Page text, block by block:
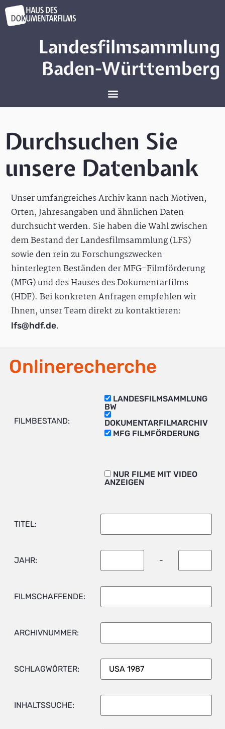
Landesfilmsammlung
Baden-Württemberg
Durchsuchen Sie
unsere Datenbank
Unser umfangreiches Archiv kann nach Motiven,
Orten, Jahresangaben und ähnlichen Daten
durchsucht werden. Sie haben die Wahl zwischen
dem Bestand der Landesfilmsammlung (LFS)
sowie den rein zu Forschungszwecken
hinterlegten Beständen der MFG-Filmförderung
(MFG) und des Hauses des Dokumentarfilms
(HDF). Bei konkreten Anfragen empfehlen wir
Ihnen, unser Team direkt zu kontaktieren:
lfs@hdf.de.
Onlinerecherche
FILMBESTAND:
LANDESFILMSAMMLUNG
BW
DOKUMENTARFILMARCHIV
MFG FILMFÖRDERUNG
NUR FILME MIT VIDEO
ANZEIGEN
TITEL:
JAHR: -
FILMSCHAFFENDE:
ARCHIVNUMMER:
SCHLAGWÖRTER:
INHALTSSUCHE: